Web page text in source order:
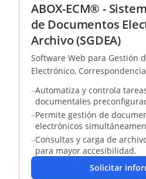
ABOX-ECM® -
de Documentos
Archivo (SGDEA)
Software Web para Gestión
Electrónico,
–Automatiza y controla
documentales
–Permite gestión de
electrónicos
–Consultas y carga de
para mayor accesibilidad.
Solicitar